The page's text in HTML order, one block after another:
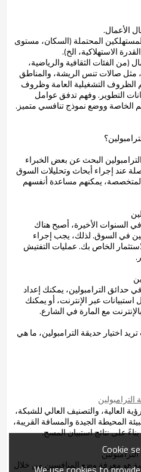
المحتملة (السكان، مستوى
الاستهلاكية، الخ).
(من الفئات الثقافية والرياضية،
مثل صالات تنس الريشة، والمناطق
الظروف التشغيلية العامة وظروف
التطوير. وفهم تدفق عوامل
الخاصة ووضع نموذج تنافسي متميز.
البحث عن بعض الخبراء
عند إجراء أبحاث وتحليلات السوق
يمكنهم مساعدة أنفسهم
السنوات الأخيرة، أصبح هناك
في السوق. لذلك، يجب إجراء
الخاص بك. عمليات التفتيش
حدائق الترامبولين، يمكنك إعداد
عبر الإنترنت، أو يمكنك
مع المارة في الشارع.
اختيار حديقة الترامبولين، ما هي
العالية، والتصنيف العالي للشبكة،
المحيطة الجيدة والمسافة القريبة،
على نتائج استبيان المسح.
هو معرفة وضع المنافسين من خلال
Cookie